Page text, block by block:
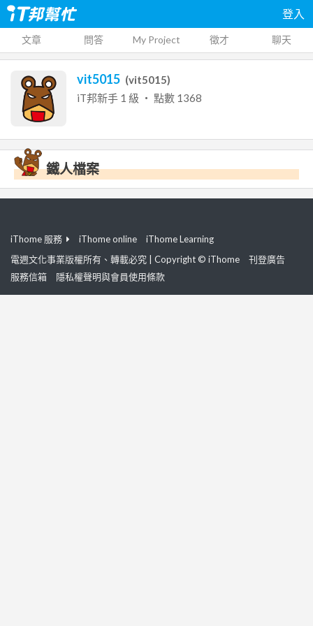
登入
文章 問答 My Project 徵才 聊天
vit5015 (vit5015)
iT邦新手 1 級 ‧ 點數 1368
鐵人檔案
iThome 服務 iThome online
iThome Learning
電週文化事業版權所有、轉載必究 | Copyright © iThome
刊登廣告
服務信箱
隱私權聲明與會員使用條款